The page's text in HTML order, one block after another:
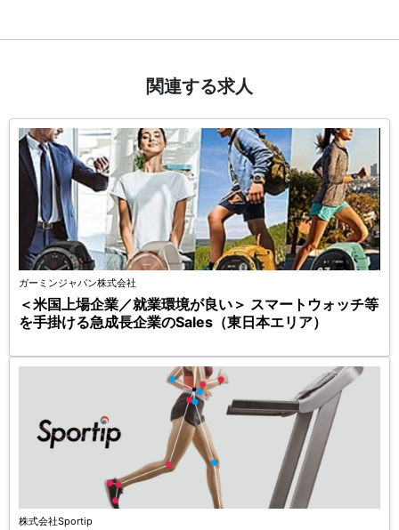
関連する求人
ガーミンジャパン株式会社
＜米国上場企業／就業環境が良い＞ スマートウォッチ等
を手掛ける急成長企業のSales（東日本エリア）
株式会社Sportip